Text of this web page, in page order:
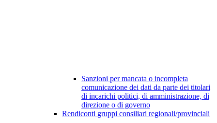
Sanzioni per mancata o incompleta
comunicazione dei dati da parte dei titolari
di incarichi politici, di amministrazione, di
direzione o di governo
Rendiconti gruppi consiliari regionali/provinciali